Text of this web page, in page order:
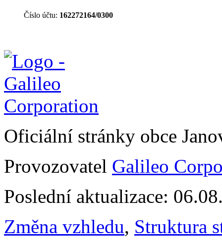
Číslo účtu: 162272164/0300
Oficiální stránky obce
Provozovatel Galileo
Poslední aktualizace:
Změna vzhledu, Struktura